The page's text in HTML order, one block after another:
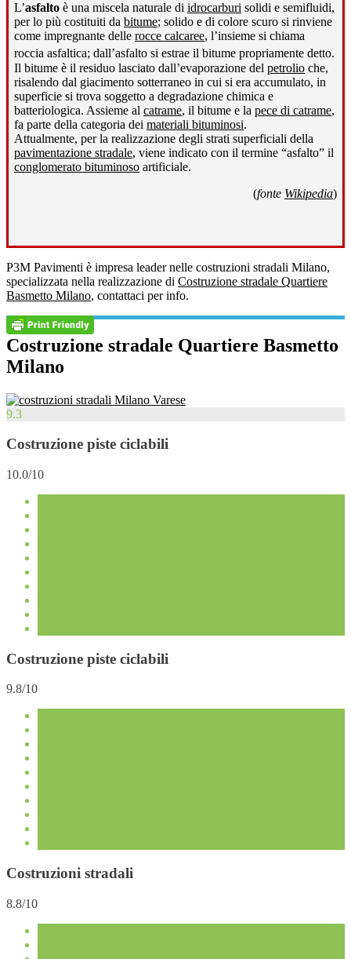
L’asfalto è una miscela naturale di idrocarburi solidi e semifluidi,
per lo più costituiti da bitume; solido e di colore scuro si rinviene
come impregnante delle rocce calcaree, l’insieme si chiama
roccia asfaltica; dall’asfalto si estrae il bitume propriamente detto.
Il bitume è il residuo lasciato dall’evaporazione del petrolio che,
risalendo dal giacimento sotterraneo in cui si era accumulato, in
superficie si trova soggetto a degradazione chimica e
batteriologica. Assieme al catrame, il bitume e la pece di catrame,
fa parte della categoria dei materiali bituminosi.
Attualmente, per la realizzazione degli strati superficiali della
pavimentazione stradale, viene indicato con il termine “asfalto” il
conglomerato bituminoso artificiale.
(fonte Wikipedia)
P3M Pavimenti è impresa leader nelle costruzioni stradali Milano,
specializzata nella realizzazione di Costruzione stradale Quartiere
Basmetto Milano, contattaci per info.
Costruzione stradale Quartiere Basmetto
Milano
9.3
Costruzione piste ciclabili
10.0/10
Costruzione piste ciclabili
9.8/10
Costruzioni stradali
8.8/10